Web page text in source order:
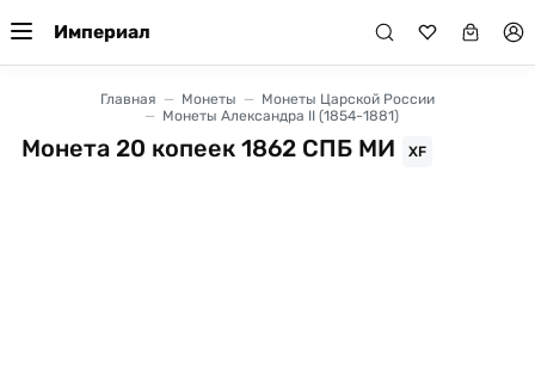
Империал
Главная Монеты
Монеты Царской России
Монеты Александра II (1854-1881)
Монета 20 копеек 1862 СПБ МИ XF